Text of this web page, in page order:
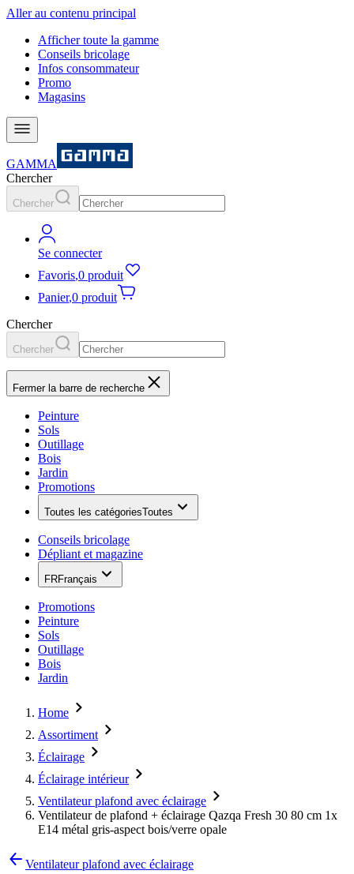
Aller au contenu principal
Afficher toute la gamme
Conseils bricolage
Infos consommateur
Promo
Magasins
GAMMA
Chercher
Chercher
Se connecter
Favoris,0 produit
Panier,0 produit
Chercher
Chercher
Fermer la barre de recherche
Peinture
Sols
Outillage
Bois
Jardin
Promotions
Toutes les catégoriesToutes
Conseils bricolage
Dépliant et magazine
FRFrançais
Promotions
Peinture
Sols
Outillage
Bois
Jardin
Home
Assortiment
Éclairage
Éclairage intérieur
Ventilateur plafond avec éclairage
Ventilateur de plafond + éclairage Qazqa Fresh 30 80 cm 1x
E14 métal gris-aspect bois/verre opale
Ventilateur plafond avec éclairage